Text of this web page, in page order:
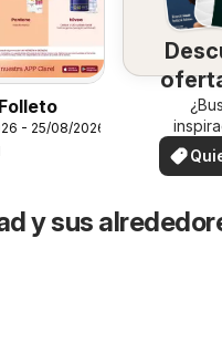
- 25/08/2026
su
¡Vea
en su
ver
y sus